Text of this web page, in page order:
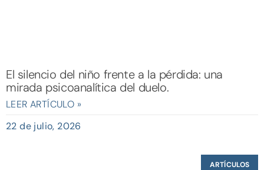
El silencio del niño frente a la pérdida: una
mirada psicoanalítica del duelo.
LEER ARTÍCULO »
22 de julio, 2026
ARTÍCULOS